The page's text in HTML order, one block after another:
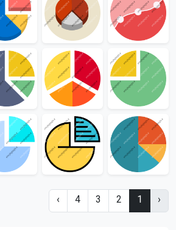
‹
1
2
3
4
›